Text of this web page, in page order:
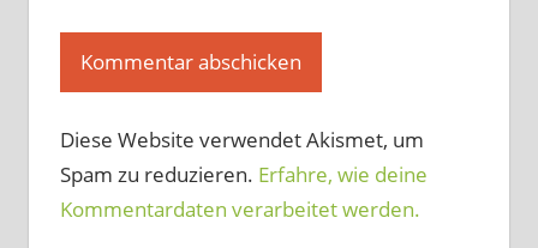
Diese Website verwendet Akismet, um
Spam zu reduzieren. Erfahre, wie deine
Kommentardaten verarbeitet werden.